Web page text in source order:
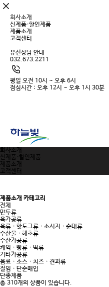
회사소개
신제품·할인제품
제품소개
고객센터
유선상담 안내
032.673.2211
평일 오전 10시 ~ 오후 6시
점심시간 : 오후 12시 ~ 오후 1시 30분
회사소개
신제품·할인제품
제품소개
고객센터
제품소개 카테고리
전체
만두류
육가공류
육류 · 핫도그류 · 소시지 · 순대류
수산물 · 해초류
수산가공류
케익 · 빵류 · 떡류
기타가공류
음료 · 소스 · 치즈 · 견과류
절임 · 단순매입
단종제품
총 310개의 상품이 있습니다.